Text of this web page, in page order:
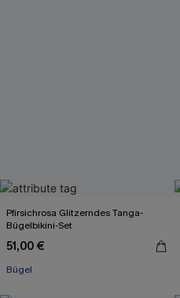
Pfirsichrosa Glitzerndes Tanga-
Bügelbikini-Set
51,00 €
Bügel